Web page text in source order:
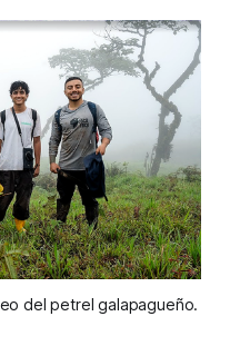
del petrel galapagueño.